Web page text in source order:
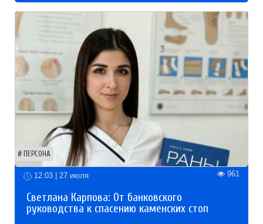
ПЕРСОНА
12:03 | 27 июля 961
Светлана Карпова: От банковского
руководства к спасению каменских стоп